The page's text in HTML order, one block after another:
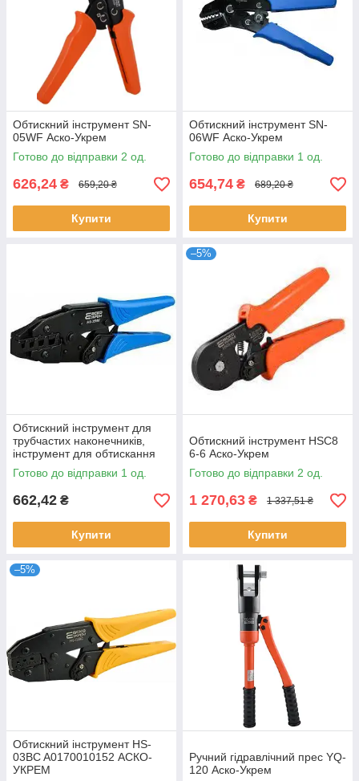
Обтискний інструмент SN-
05WF Аско-Укрем
Готово до відправки 2 од.
626,24 ₴ 659,20 ₴
Купити
Обтискний інструмент SN-
06WF Аско-Укрем
Готово до відправки 1 од.
654,74 ₴ 689,20 ₴
Купити
Обтискний інструмент для
трубчастих наконечників,
інструмент для обтискання
наконечників та гільз АсКо
HS-35WF
Готово до відправки 1 од.
662,42 ₴
Купити
–5%
Обтискний інструмент HSC8
6-6 Аско-Укрем
Готово до відправки 2 од.
1 270,63 ₴ 1 337,51 ₴
Купити
–5%
Обтискний інструмент HS-
03BC A0170010152 АСКО-
УКРЕМ
Ручний гідравлічний прес YQ-
120 Аско-Укрем